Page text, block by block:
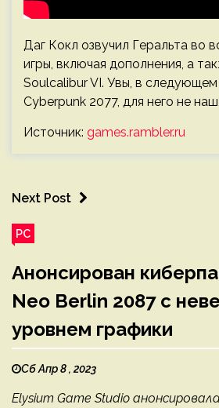
Даг Кокл озвучил Геральта во
игры, включая дополнения, а
Soulcalibur VI. Увы, в
Cyberpunk 2077, для него не
Источник: games.rambler.ru
Next Post
PC
Анонсирован
Neo Berlin 2087 с
уровнем графики
Сб Апр 8 , 2023
Elysium Game Studio